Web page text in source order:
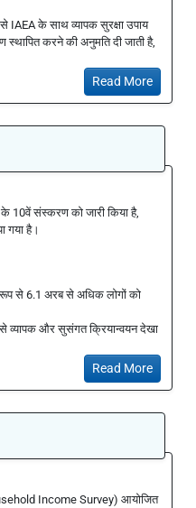
IAEA के साथ व्यापक सुरक्षा उपाय
स्थापित करने की अनुमति दी जाती है,
Read More
10वें संस्करण को जारी किया है,
गया है।
से 6.1 अरब से अधिक लोगों को
व्यापक और सुसंगत क्रियान्वयन देखा
Read More
Income Survey) आयोजित